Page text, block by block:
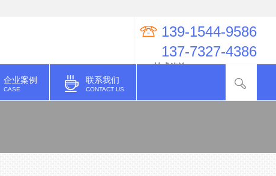
139-1544-9586
137-7327-4386
QQ技术咨询：274998623
企业案例
CASE
联系我们
CONTACT US